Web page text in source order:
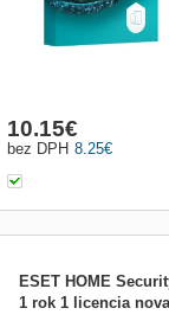
8.25€
bez DPH
10.15€
ESET HOME
1 rok 1 licencia nova